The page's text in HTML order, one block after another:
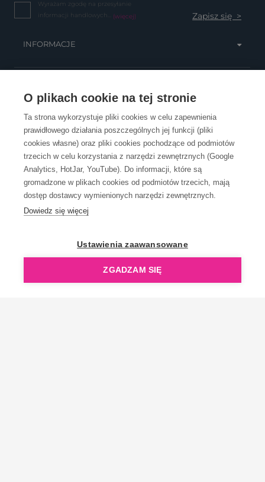
O plikach cookie na tej stronie
Ta strona wykorzystuje pliki cookies w celu zapewnienia
prawidłowego działania poszczególnych jej funkcji (pliki
cookies własne) oraz pliki cookies pochodzące od podmiotów
trzecich w celu korzystania z narzędzi zewnętrznych (Google
Analytics, HotJar, YouTube). Do informacji, które są
gromadzone w plikach cookies od podmiotów trzecich, mają
dostęp dostawcy wymienionych narzędzi zewnętrznych.
Dowiedz się więcej
Ustawienia zaawansowane
ZGADZAM SIĘ
Wyrażam zgodę na przesyłanie
informacji handlowych... (więcej)
INFORMACJE
OBSŁUGA KLIENTA
KONTAKT
OpenGift jest częścią ReflectGroup.